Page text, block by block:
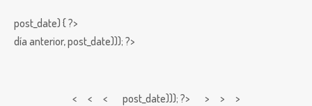
post_date) { ?>
día anterior,post_date))); ?>
< < < post_date))); ?> > > >